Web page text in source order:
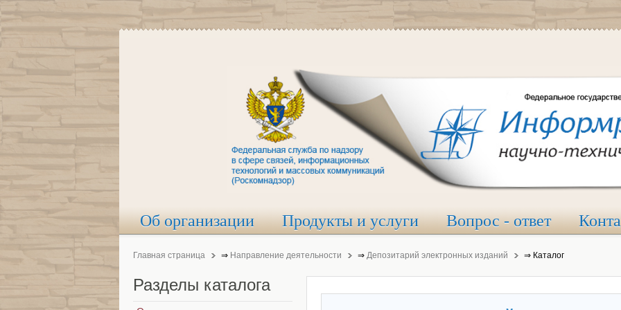
Об организации Продукты и услуги Вопрос - ответ
Главная страница ⇒ Направление деятельности ⇒ Депозитарий электронных изданий ⇒ Каталог
Разделы каталога